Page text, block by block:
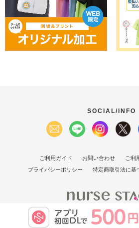
SOCIAL/INFO
ご利用ガイド お問い合わせ ご利
プライバシーポリシー
特定商取引法に基